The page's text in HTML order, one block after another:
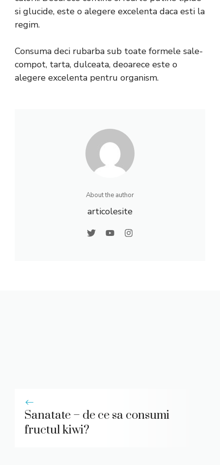
si glucide, este o alegere excelenta daca esti la
regim.
Consuma deci rubarba sub toate formele sale-
compot, tarta, dulceata, deoarece este o
alegere excelenta pentru organism.
About the author
articolesite
Sanatate – de ce sa consumi
fructul kiwi?